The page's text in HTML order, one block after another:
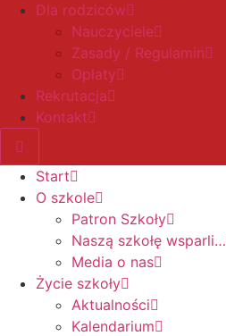
Dla rodziców
Nauczyciele
Zasady / Regulamin
Opłaty
Rekrutacja
Kontakt
Start
O szkole
Patron Szkoły
Naszą szkołę wsparli…
Media o nas
Życie szkoły
Aktualności
Kalendarium